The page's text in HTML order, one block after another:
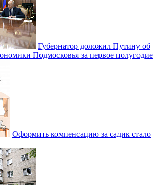
Губернатор доложил Путину об
Подмосковья за первое полугодие
Оформить компенсацию за садик стало